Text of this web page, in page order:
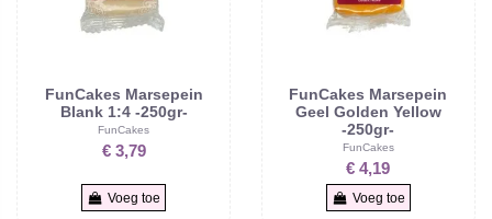
FunCakes Marsepein
Blank 1:4 -250gr-
FunCakes
€ 3,79
Voeg toe
FunCakes Marsepein
Geel Golden Yellow
-250gr-
FunCakes
€ 4,19
Voeg toe